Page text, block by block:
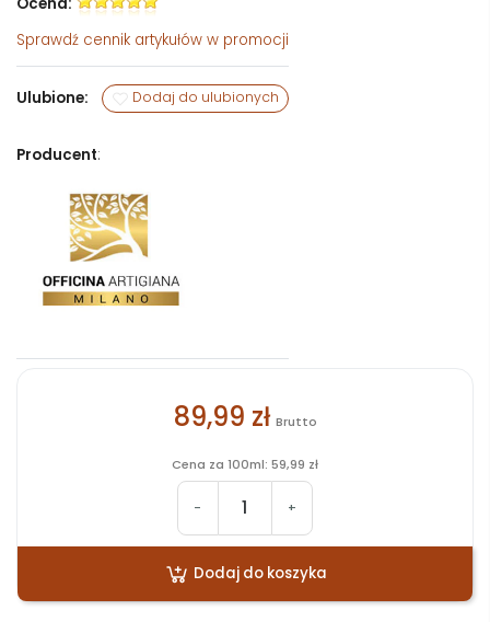
Sprawdź cennik artykułów w promocji
Ulubione: Dodaj do ulubionych
Producent:
89,99 zł Brutto
Cena za 100ml: 59,99 zł
- +
Dodaj do koszyka